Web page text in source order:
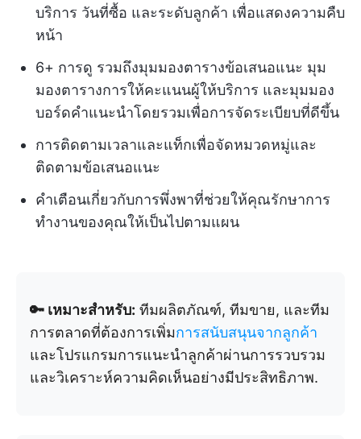
บริการ วันที่ซื้อ และระดับลูกค้า เพื่อแสดงความคืบ
หน้า
6+ การดู รวมถึงมุมมองตารางข้อเสนอแนะ มุม
มองตารางการให้คะแนนผู้ให้บริการ และมุมมอง
บอร์ดคำแนะนำโดยรวมเพื่อการจัดระเบียบที่ดีขึ้น
การติดตามเวลาและแท็กเพื่อจัดหมวดหมู่และ
ติดตามข้อเสนอแนะ
คำเตือนเกี่ยวกับการพึ่งพาที่ช่วยให้คุณรักษาการ
ทำงานของคุณให้เป็นไปตามแผน
🔑 เหมาะสำหรับ: ทีมผลิตภัณฑ์, ทีมขาย, และทีม
การตลาดที่ต้องการเพิ่มการสนับสนุนจากลูกค้า
และโปรแกรมการแนะนำลูกค้าผ่านการรวบรวม
และวิเคราะห์ความคิดเห็นอย่างมีประสิทธิภาพ.